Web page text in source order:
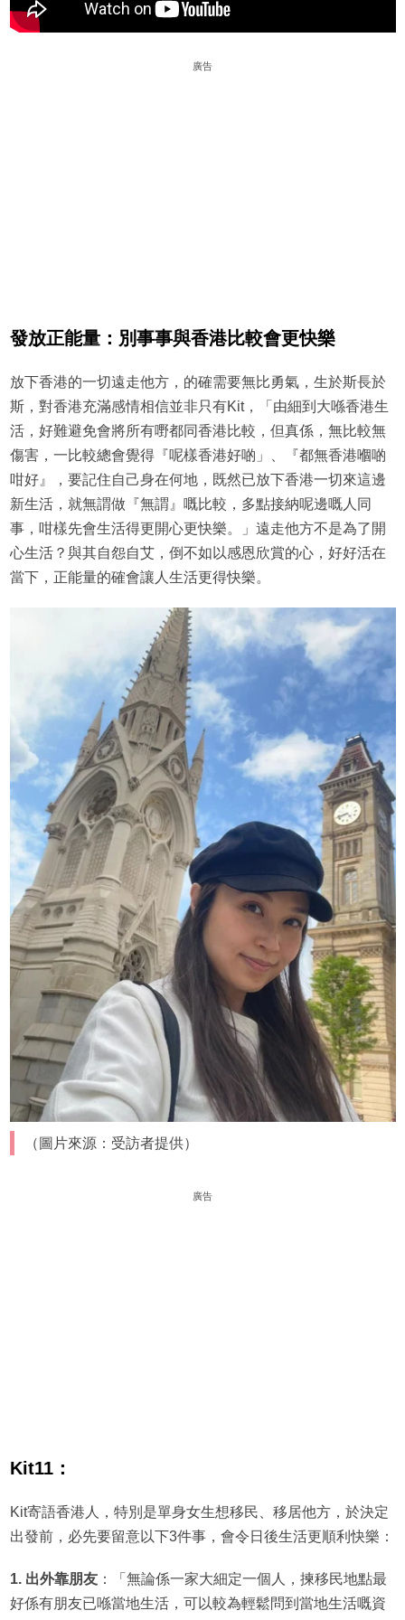
廣告
發放正能量：別事事與香港比較會更快樂
放下香港的一切遠走他方，的確需要無比勇氣，生於斯長於
斯，對香港充滿感情相信並非只有Kit，「由細到大喺香港生
活，好難避免會將所有嘢都同香港比較，但真係，無比較無
傷害，一比較總會覺得『呢樣香港好啲」、『都無香港嗰啲
咁好』，要記住自己身在何地，既然已放下香港一切來這邊
新生活，就無謂做『無謂』嘅比較，多點接納呢邊嘅人同
事，咁樣先會生活得更開心更快樂。」遠走他方不是為了開
心生活？與其自怨自艾，倒不如以感恩欣賞的心，好好活在
當下，正能量的確會讓人生活更得快樂。
（圖片來源：受訪者提供）
廣告
Kit11：
Kit寄語香港人，特別是單身女生想移民、移居他方，於決定
出發前，必先要留意以下3件事，會令日後生活更順利快樂：
1. 出外靠朋友：「無論係一家大細定一個人，揀移民地點最
好係有朋友已喺當地生活，可以較為輕鬆問到當地生活嘅資